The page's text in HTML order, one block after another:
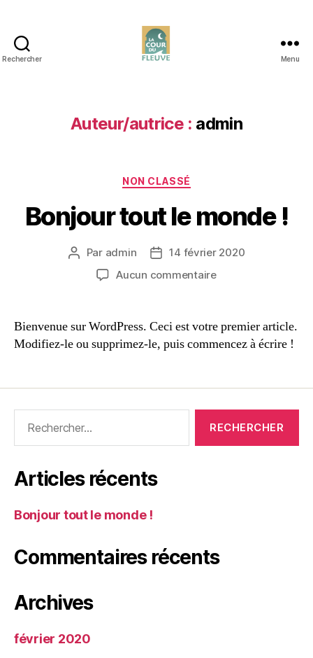
Rechercher Menu
Auteur/autrice : admin
NON CLASSÉ
Bonjour tout le monde !
Par admin
14 février 2020
Aucun commentaire
Bienvenue sur WordPress. Ceci est votre premier article.
Modifiez-le ou supprimez-le, puis commencez à écrire !
Articles récents
Bonjour tout le monde !
Commentaires récents
Archives
février 2020